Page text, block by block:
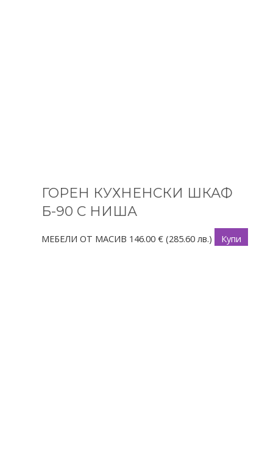
ГОРЕН КУХНЕНСКИ ШКАФ
Б-90 С НИША
МЕБЕЛИ ОТ МАСИВ 146.00 € (285.60 лв.) Купи